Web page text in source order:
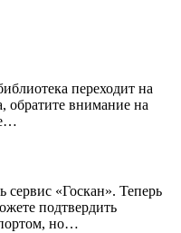
переходит на
обратите внимание на
сервис «Госкан». Теперь
подтвердить
но…